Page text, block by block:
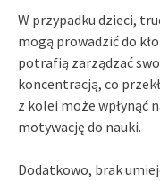
W przypadku dzieci,
mogą prowadzić do
potrafią zarządzać
koncentracją, co
z kolei może wpłynąć
motywację do nauki.
Dodatkowo, brak